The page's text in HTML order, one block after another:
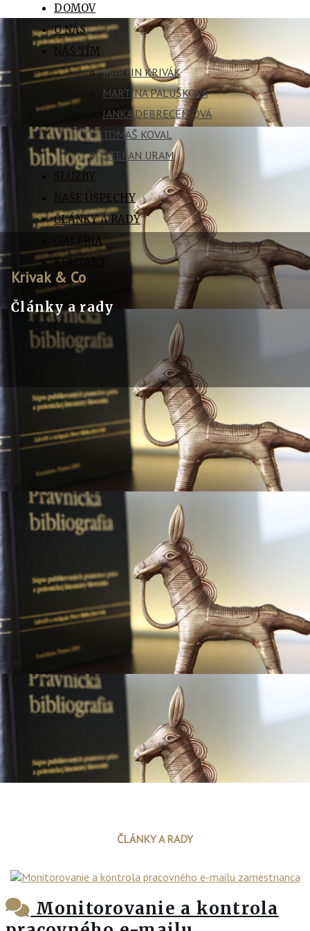
DOMOV
O NÁS
NÁŠ TÍM
MARTIN KRIVÁK
MARTINA PALUŠKOVÁ
JANKA DEBRECÉNIOVÁ
TOMÁŠ KOVAL
ŠTEFAN URAM
SLUŽBY
NAŠE ÚSPECHY
ČLÁNKY A RADY
GALÉRIA
KONTAKT
Krivak & Co
Články a rady
ČLÁNKY A RADY
Monitorovanie a kontrola